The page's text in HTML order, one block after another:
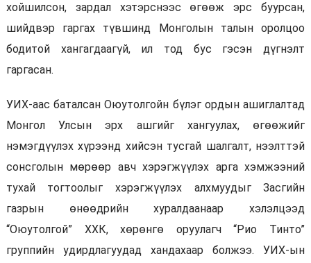
хойшилсон, зардал хэтэрснээс өгөөж эрс буурсан,
шийдвэр гаргах түвшинд Монголын талын оролцоо
бодитой хангагдаагүй, ил тод бус гэсэн дүгнэлт
гаргасан.
УИХ-аас баталсан Оюутолгойн бүлэг ордын ашиглалтад
Монгол Улсын эрх ашгийг хангуулах, өгөөжийг
нэмэгдүүлэх хүрээнд хийсэн тусгай шалгалт, нээлттэй
сонсголын мөрөөр авч хэрэгжүүлэх арга хэмжээний
тухай тогтоолыг хэрэгжүүлэх алхмуудыг Засгийн
газрын өнөөдрийн хуралдаанаар хэлэлцээд
“Оюутолгой” ХХК, хөрөнгө оруулагч “Рио Тинто”
группийн удирдлагуудад хандахаар болжээ. УИХ-ын